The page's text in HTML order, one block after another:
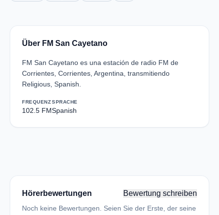
Über FM San Cayetano
FM San Cayetano es una estación de radio FM de
Corrientes, Corrientes, Argentina, transmitiendo
Religious, Spanish.
FREQUENZ
102.5 FM
SPRACHE
Spanish
Hörerbewertungen Bewertung schreiben
Noch keine Bewertungen. Seien Sie der Erste, der seine